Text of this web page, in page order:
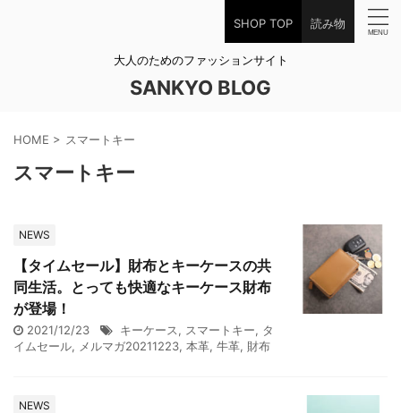
SHOP TOP 読み物
大人のためのファッションサイト
SANKYO BLOG
HOME > スマートキー
スマートキー
NEWS
【タイムセール】財布とキーケースの共
同生活。とっても快適なキーケース財布
が登場！
2021/12/23 キーケース, スマートキー, タ
イムセール, メルマガ20211223, 本革, 牛革, 財布
NEWS